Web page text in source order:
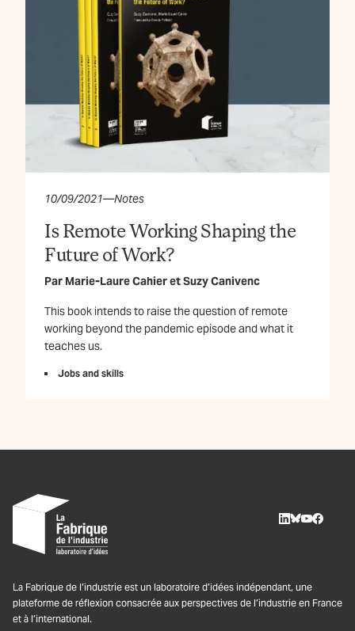
10/09/2021—Notes
Is Remote Working Shaping the
Future of Work?
Par Marie-Laure CahieretSuzy Canivenc
This book intends to raise the question of remote
working beyond the pandemic episode and what it
teaches us.
Jobs and skills
La Fabrique de l’industrie est un laboratoire d’idées indépendant, une
plateforme de réflexion consacrée aux perspectives de l’industrie en France
et à l’international.